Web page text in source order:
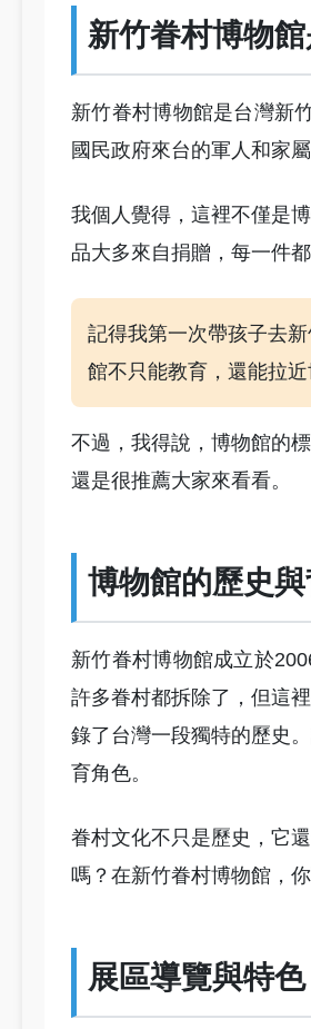
新竹眷村博物館
新竹眷村博物館是台灣新
國民政府來台的軍人和家
我個人覺得，這裡不僅是
品大多來自捐贈，每一件
記得我第一次帶孩子去
館不只能教育，還能拉近
不過，我得說，博物館的
還是很推薦大家來看看。
博物館的歷史
新竹眷村博物館成立於
許多眷村都拆除了，但這
錄了台灣一段獨特的歷史
育角色。
眷村文化不只是歷史，它
嗎？在新竹眷村博物館，
展區導覽與特色